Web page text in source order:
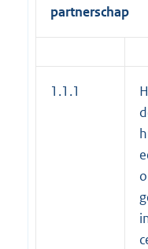
partnerschap
1.1.1